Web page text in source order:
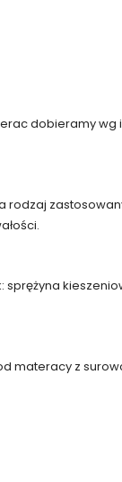
dobieramy
rodzaj
materacy z